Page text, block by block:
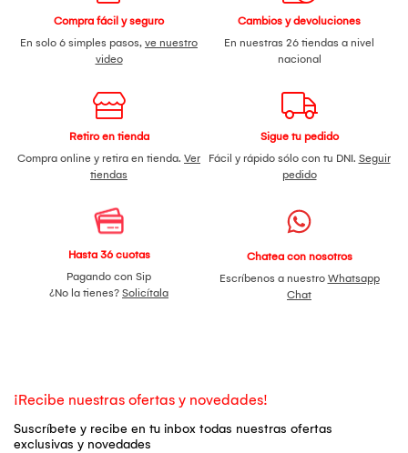
Compra fácil y seguro
En solo 6 simples pasos, ve nuestro
video
Cambios y devoluciones
En nuestras 26 tiendas a nivel
nacional
Retiro en tienda
Compra online y retira en tienda. Ver
tiendas
Sigue tu pedido
Fácil y rápido sólo con tu DNI. Seguir
pedido
Hasta 36 cuotas
Pagando con Sip
¿No la tienes? Solicítala
Chatea con nosotros
Escríbenos a nuestro Whatsapp
Chat
¡Recibe nuestras ofertas y novedades!
Suscríbete y recibe en tu inbox todas nuestras ofertas
exclusivas y novedades